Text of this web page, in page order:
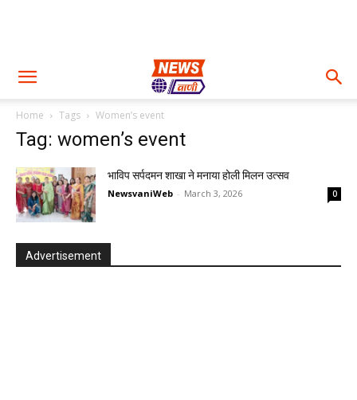
Home Tags Women’s event
Tag: women’s event
भाविप सर्पदमन शाखा ने मनाया होली मिलन उत्सव
NewsvaniWeb - March 3, 2026 0
Advertisement